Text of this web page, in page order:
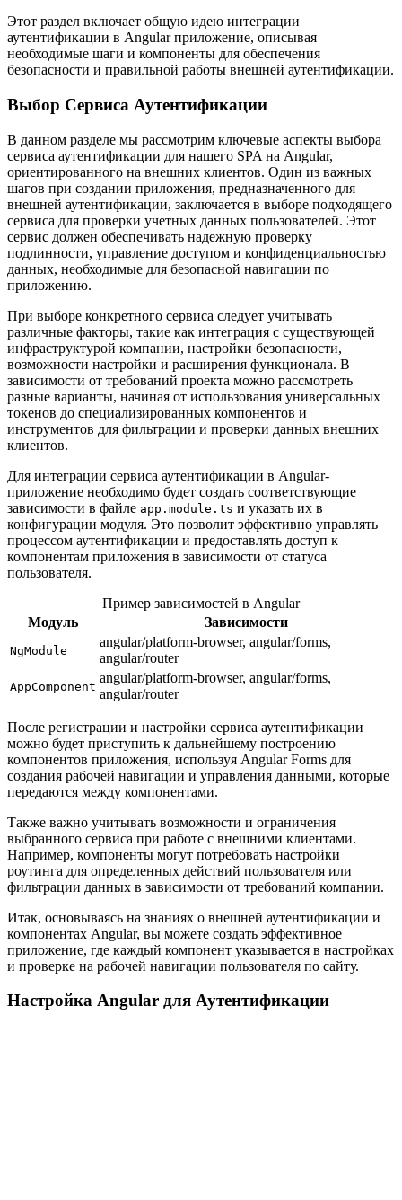
Этот раздел включает общую идею интеграции
аутентификации в Angular приложение, описывая
необходимые шаги и компоненты для обеспечения
безопасности и правильной работы внешней аутентификации.
Выбор Сервиса Аутентификации
В данном разделе мы рассмотрим ключевые аспекты выбора
сервиса аутентификации для нашего SPA на Angular,
ориентированного на внешних клиентов. Один из важных
шагов при создании приложения, предназначенного для
внешней аутентификации, заключается в выборе подходящего
сервиса для проверки учетных данных пользователей. Этот
сервис должен обеспечивать надежную проверку
подлинности, управление доступом и конфиденциальностью
данных, необходимые для безопасной навигации по
приложению.
При выборе конкретного сервиса следует учитывать
различные факторы, такие как интеграция с существующей
инфраструктурой компании, настройки безопасности,
возможности настройки и расширения функционала. В
зависимости от требований проекта можно рассмотреть
разные варианты, начиная от использования универсальных
токенов до специализированных компонентов и
инструментов для фильтрации и проверки данных внешних
клиентов.
Для интеграции сервиса аутентификации в Angular-
приложение необходимо будет создать соответствующие
зависимости в файле app.module.ts и указать их в
конфигурации модуля. Это позволит эффективно управлять
процессом аутентификации и предоставлять доступ к
компонентам приложения в зависимости от статуса
пользователя.
Пример зависимостей в Angular
Модуль
Зависимости
NgModule
angular/platform-browser, angular/forms,
angular/router
AppComponent
angular/platform-browser, angular/forms,
angular/router
После регистрации и настройки сервиса аутентификации
можно будет приступить к дальнейшему построению
компонентов приложения, используя Angular Forms для
создания рабочей навигации и управления данными, которые
передаются между компонентами.
Также важно учитывать возможности и ограничения
выбранного сервиса при работе с внешними клиентами.
Например, компоненты могут потребовать настройки
роутинга для определенных действий пользователя или
фильтрации данных в зависимости от требований компании.
Итак, основываясь на знаниях о внешней аутентификации и
компонентах Angular, вы можете создать эффективное
приложение, где каждый компонент указывается в настройках
и проверке на рабочей навигации пользователя по сайту.
Настройка Angular для Аутентификации